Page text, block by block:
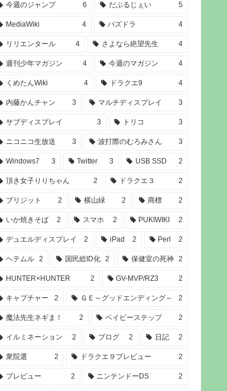
今週のジャンプ 6 だぶるじぇい 5
MediaWiki 4 パズドラ 4
リリエンタール 4 さよなら絶望先生 4
週刊少年マガジン 4 今週のマガジン 4
くめたんWiki 4 ドラクエ9 4
内藤かんチャン 3 マルチディスプレイ 3
サブディスプレイ 3 トリコ 3
ニコニコ生放送 3 波打際のむろみさん 3
Windows7 3 Twitter 3 USB SSD 2
頂き女子りりちゃん 2 ドラクエ３ 2
ブリジット 2 横山緑 2 商標 2
いか焼きそば 2 スマホ 2 PUKIWIKI 2
デュエルディスプレイ 2 iPad 2 Perl 2
ヘテムル 2 国民総ID化 2 保健室の死神 2
HUNTER×HUNTER 2 GV-MVP/RZ3 2
キャプチャー 2 ＧＥ～グッドエンディング～ 2
魔法先生ネギま！ 2 ベイビーステップ 2
イルミネーション 2 ブログ 2 日記 2
衆院選 2 ドラクエ９プレビュー 2
プレビュー 2 ニンテンドーDS 2